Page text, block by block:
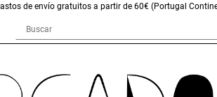
de envío gratuitos a partir de 60€ (Portugal